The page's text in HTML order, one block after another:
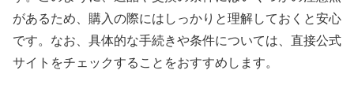
があるため、購入の際にはしっかりと理解しておくと安心
です。なお、具体的な手続きや条件については、直接公式
サイトをチェックすることをおすすめします。